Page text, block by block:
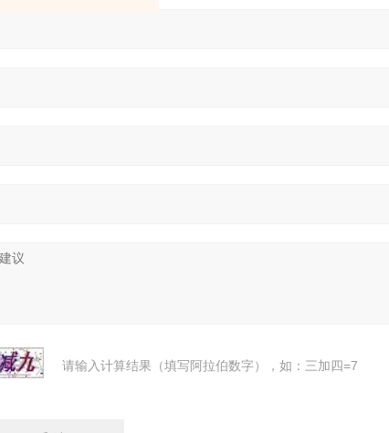
请输入计算结果（填写阿拉伯数字），如：三加四=7